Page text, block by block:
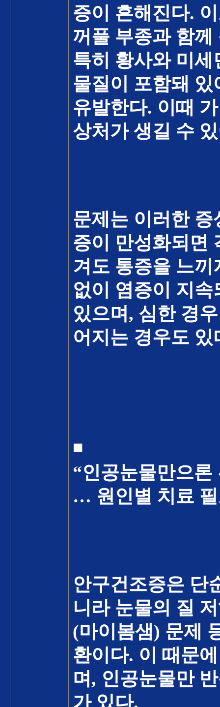
증이 흔해진다.
꺼풀 부종과 함
특히 황사와 미
물질이 포함돼
유발한다. 이때
상처가 생길 수
문제는 이러한
증이 만성화되면
겨도 통증을 느
없이 염증이 지
있으며, 심한 경
어지는 경우도 있
◾
“인공눈물만으론
… 원인별 치료
안구건조증은 단
니라 눈물의 질
(마이봄샘) 문제
환이다. 이 때문
며, 인공눈물만
가 있다.